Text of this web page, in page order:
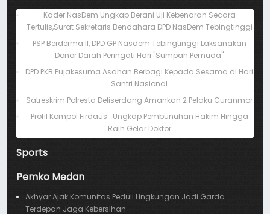
Kader NasDem Ungkap Berani Uji Kebenaran Secara
Tertulis,Surat Sekretaris Bendahara DPD NasDem Tebingtinggi
PSP Berderma II, DPD GP Nasdem Tebingtinggi Laksanakan
Donor Darah Peringati Hari "Sumpah Pemuda"
DPD PKB Pujakesuma Asahan Berbagi Kepada Sesama di Hari
Santri Nasional
Satreskrim Polresta Deliserdang Amankan 2 Pelaku Curanmor
Profil Kompol Firdaus : Ungkap Pembunuhan Hakim Hingga
Raih Gelar Doktor
Sports
Pemko Medan
Akhyar Ajak Komunitas Peduli Lingkungan Jadi Garda
Terdepan Jaga Kebersihan